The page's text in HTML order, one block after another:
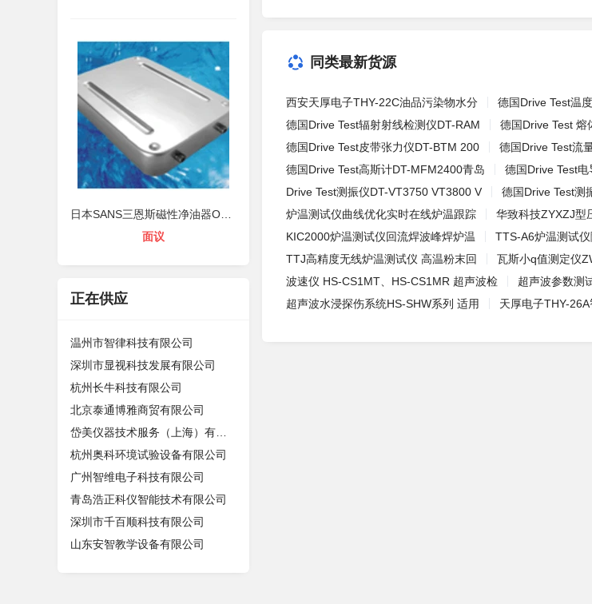
面议
正在供应
温州市智律科技有限公司
深圳市显视科技发展有限公司
杭州长牛科技有限公司
北京泰通博雅商贸有限公司
杭州奥科环境试验设备有限公司
广州智维电子科技有限公司
青岛浩正科仪智能技术有限公司
深圳市千百顺科技有限公司
山东安智教学设备有限公司
同类最新货源
西安天厚电子THY-22C油品污染物水分 德国Drive Test温
德国Drive Test辐射射线检测仪DT-RAM
德国Drive Test 熔
德国Drive Test皮带张力仪DT-BTM 200
德国Drive Test流
德国Drive Test高斯计DT-MFM2400青岛
德国Drive Test
Drive Test测振仪DT-VT3750 VT3800 V
德国Drive Test测
炉温测试仪曲线优化实时在线炉温跟踪
华致科技ZYXZJ型
KIC2000炉温测试仪回流焊波峰焊炉温
TTS-A6炉温测试
TTJ高精度无线炉温测试仪 高温粉末回
瓦斯小q值测定仪
波速仪 HS-CS1MT、HS-CS1MR 超声波检
超声波参数测
超声波水浸探伤系统HS-SHW系列 适用
天厚电子THY-